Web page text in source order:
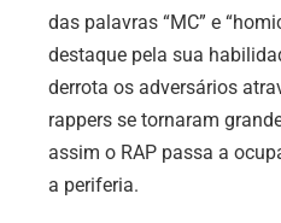
das palavras “MC” e
destaque pela sua
derrota os adversários
rappers se tornaram
assim o RAP passa a
a periferia.